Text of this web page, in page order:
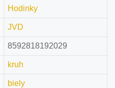
Hodinky
JVD
8592818192029
kruh
biely